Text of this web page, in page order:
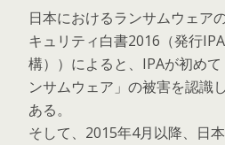
日本におけるランサムウェア
キュリティ白書2016（発行
構））によると、IPAが初め
ンサムウェア」の被害を認識
ある。
そして、2015年4月以降、日